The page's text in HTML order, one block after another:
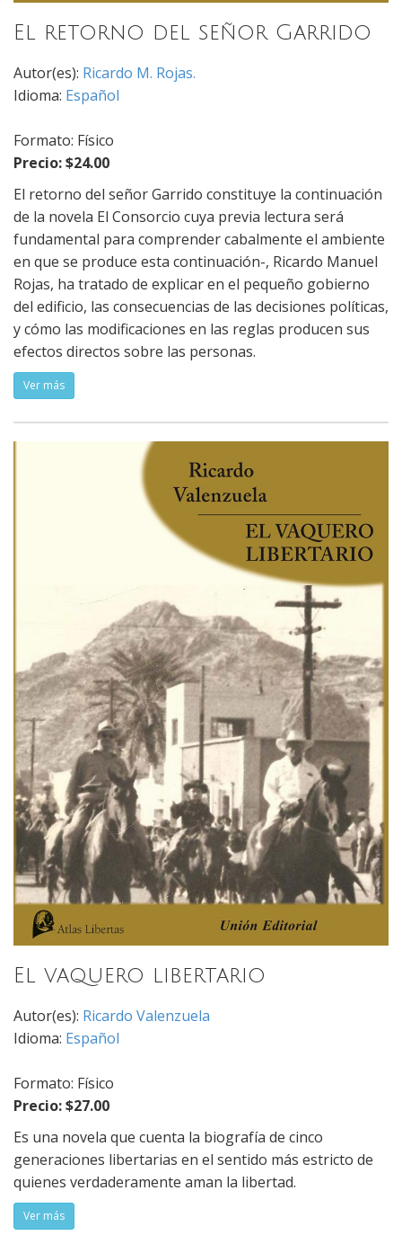
El retorno del señor Garrido
Autor(es): Ricardo M. Rojas.
Idioma: Español
Formato: Físico
Precio: $24.00
El retorno del señor Garrido constituye la continuación
de la novela El Consorcio cuya previa lectura será
fundamental para comprender cabalmente el ambiente
en que se produce esta continuación-, Ricardo Manuel
Rojas, ha tratado de explicar en el pequeño gobierno
del edificio, las consecuencias de las decisiones políticas,
y cómo las modificaciones en las reglas producen sus
efectos directos sobre las personas.
Ver más
El vaquero libertario
Autor(es): Ricardo Valenzuela
Idioma: Español
Formato: Físico
Precio: $27.00
Es una novela que cuenta la biografía de cinco
generaciones libertarias en el sentido más estricto de
quienes verdaderamente aman la libertad.
Ver más